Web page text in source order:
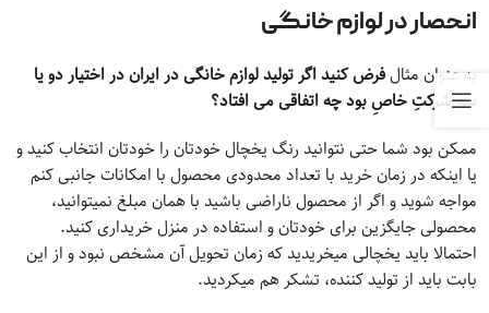
انحصار در لوازم خانگی
به عنوان مثالفرض کنید اگر تولید لوازم خانگی در ایران در اختیار دو یا
سه شرکتِ خاصِ بود چه اتفاقی می افتاد؟
ممکن بود شما حتی نتوانید رنگ یخچال خودتان را خودتان انتخاب کنید و
یا اینکه در زمان خرید با تعداد محدودی محصول با امکانات جانبی کنم
مواجه شوید و اگر از محصول ناراضی باشید با همان مبلغ نمیتوانید،
محصولی جایگزین برای خودتان و استفاده در منزل خریداری کنید.
احتمالا باید یخچالی میخریدید که زمان تحویل آن مشخص نبود و از این
بابت باید از تولید کننده، تشکر هم میکردید.